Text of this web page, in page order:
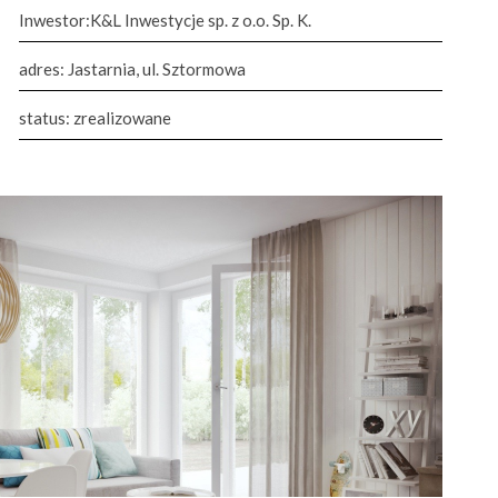
Inwestor:K&L Inwestycje sp. z o.o. Sp. K.
adres: Jastarnia, ul. Sztormowa
status: zrealizowane